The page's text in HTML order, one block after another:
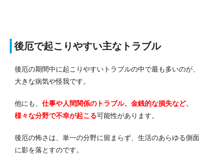
後厄で起こりやすい主なトラブル
後厄の期間中に起こりやすいトラブルの中で最も多いのが、
大きな病気や怪我です。
他にも、 仕事や人間関係のトラブル、金銭的な損失など、
様々な分野で不幸が起こる可能性があります。
後厄の怖さは、単一の分野に留まらず、生活のあらゆる側面
に影を落とすのです。